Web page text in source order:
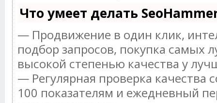
Что умеет делать
— Продвижение в один клик,
подбор запросов, покупка самых
высокой степенью качества у
— Регулярная проверка качества
100 показателям и ежедневный